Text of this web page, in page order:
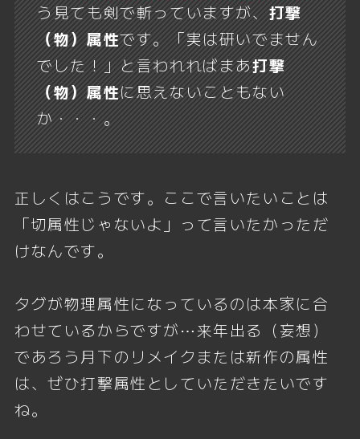
う見ても剣で斬っていますが、 打撃
（物）属性です。「実は研いでません
でした！」と言われればまあ打撃
（物）属性に思えないこともない
か・・・。
正しくはこうです。ここで言いたいことは
「切属性じゃないよ」って言いたかっただ
けなんです。
タグが物理属性になっているのは本家に合
わせているからですが⋯来年出る（妄想）
であろう月下のリメイクまたは新作の属性
は、ぜひ打撃属性としていただきたいです
ね。